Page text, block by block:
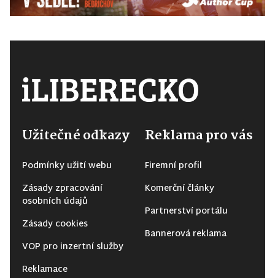
Užitečné odkazy
Podmínky užití webu
Zásady zpracování
osobních údajů
Zásady cookies
VOP pro inzertní služby
Reklamace
Reklama pro vás
Firemní profil
Komerční články
Partnerství portálu
Bannerová reklama